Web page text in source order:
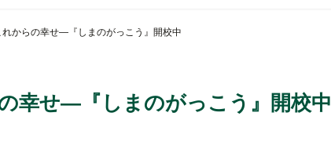
れからの幸せ―『しまのがっこう』開校中
幸せ―『しまのがっこう』開校中